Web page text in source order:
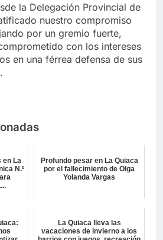
la Delegación Provincial de
nuestro compromiso
por un gremio fuerte,
con los intereses
en una férrea defensa de sus
en La
N.º
Profundo pesar en La Quiaca
por el fallecimiento de Olga
Yolanda Vargas
La Quiaca lleva las
vacaciones de invierno a los